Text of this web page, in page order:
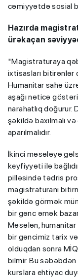
cəmiyyətdə sosial
Hazırda
ürəkaçan
"Magistraturaya
ixtisasları
Humanitar sahə
aşağı nəticə
narahatlıq doğurur.
şəkildə baxılmalı
aparılmalıdır.
İkinci məsələyə
keyfiyyəti ilə
pilləsində tədris
magistraturanı
şəkildə görmək
bir gənc əmək
Məsələn, humanitar
bir gəncimiz tarix
olduqdan sonra
bilmir. Bu səbəbdən
kurslara ehtiyac